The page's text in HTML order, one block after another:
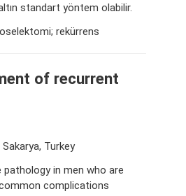
standart yöntem olabilir.
rekürrens
of recurrent
Turkey
pathology in men who are
complications